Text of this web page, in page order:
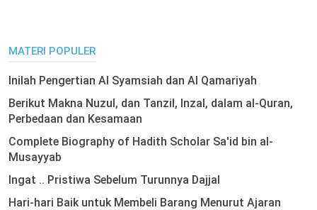
MATERI POPULER
Inilah Pengertian Al Syamsiah dan Al Qamariyah
Berikut Makna Nuzul, dan Tanzil, Inzal, dalam al-Quran,
Perbedaan dan Kesamaan
Complete Biography of Hadith Scholar Sa'id bin al-
Musayyab
Ingat .. Pristiwa Sebelum Turunnya Dajjal
Hari-hari Baik untuk Membeli Barang Menurut Ajaran